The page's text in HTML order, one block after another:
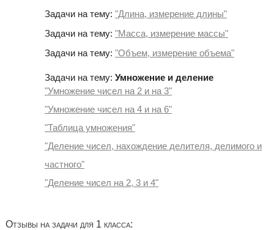
Задачи на тему: "Длина, измерение длины"
Задачи на тему: "Масса, измерение массы"
Задачи на тему: "Объем, измерение объема"
Задачи на тему: Умножение и деление
"Умножение чисел на 2 и на 3"
"Умножение чисел на 4 и на 6"
"Таблица умножения"
"Деление чисел, нахождение делителя, делимого и
частного"
"Деление чисел на 2, 3 и 4"
Отзывы на задачи для 1 класса: